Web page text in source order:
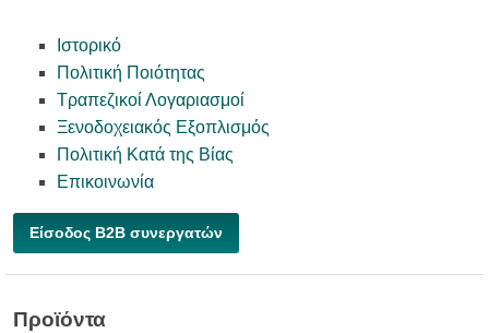
Ιστορικό
Πολιτική Ποιότητας
Τραπεζικοί Λογαριασμοί
Ξενοδοχειακός Εξοπλισμός
Πολιτική Κατά της Βίας
Επικοινωνία
Είσοδος B2B συνεργατών
Προϊόντα